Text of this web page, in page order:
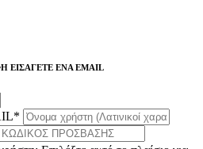
ΕΙΣΑΓΕΤΕ ΕΝΑ EMAIL
*